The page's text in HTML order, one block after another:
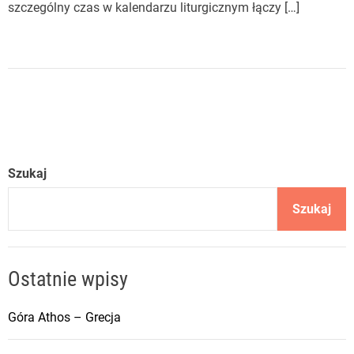
szczególny czas w kalendarzu liturgicznym łączy […]
Szukaj
Szukaj
Ostatnie wpisy
Góra Athos – Grecja